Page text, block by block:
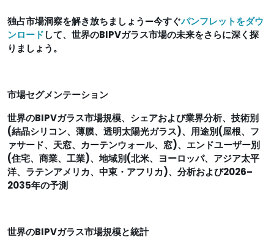
独占市場洞察を解き放ちましょう—今すぐパンフレットをダウ
ンロードして、世界のBIPVガラス市場の未来をさらに深く探
りましょう。
市場セグメンテーション
世界のBIPVガラス市場規模、シェアおよび業界分析、技術別
(結晶シリコン、薄膜、透明太陽光ガラス)、用途別(屋根、フ
ァサード、天窓、カーテンウォール、窓)、エンドユーザー別
(住宅、商業、工業)、地域別(北米、ヨーロッパ、アジア太平
洋、ラテンアメリカ、中東・アフリカ)、分析および2026–
2035年の予測
世界のBIPVガラス市場規模と統計